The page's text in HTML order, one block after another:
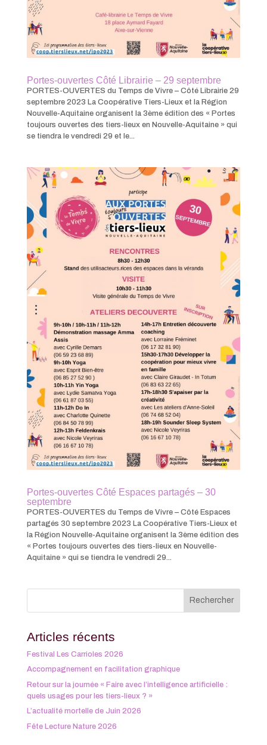
Portes-ouvertes Côté Librairie – 29 septembre
PORTES-OUVERTES du Temps de Vivre – Côté Librairie 29
septembre 2023 La Coopérative Tiers-Lieux et la Région
Nouvelle-Aquitaine organisent la 3ème édition des « Portes
toujours ouvertes des tiers-lieux en Nouvelle-Aquitaine » qui
se tiendra le vendredi 29 et le...
Portes-ouvertes Côté Espaces partagés – 30
septembre
PORTES-OUVERTES du Temps de Vivre – Côté Espaces
partagés 30 septembre 2023 La Coopérative Tiers-Lieux et
la Région Nouvelle-Aquitaine organisent la 3ème édition des
« Portes toujours ouvertes des tiers-lieux en Nouvelle-
Aquitaine » qui se tiendra le vendredi 29...
Articles récents
Festival Les Carrioles 2026
Accompagnement en facilitation graphique
Retour sur la journée « Faire avec l’intelligence artificielle :
quels usages pour les tiers-lieux ? »
L’actualité mortelle de Juin 2026
Fête Lecture Nature 2026